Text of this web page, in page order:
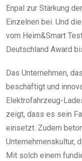
Enpal zur Stärkung
Einzelnen bei. Und
vom Heim&Smart
Deutschland Award
Das Unternehmen,
beschäftigt und
Elektrofahrzeug-
zeigt, dass es sein
einsetzt. Zudem
Unternehmenskultur,
Mit solch einem